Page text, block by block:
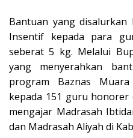
Bantuan yang disalurkan
Insentif kepada para
seberat 5 kg. Melalui
yang menyerahkan
program Baznas
kepada 151 guru
mengajar Madrasah
dan Madrasah Aliyah di